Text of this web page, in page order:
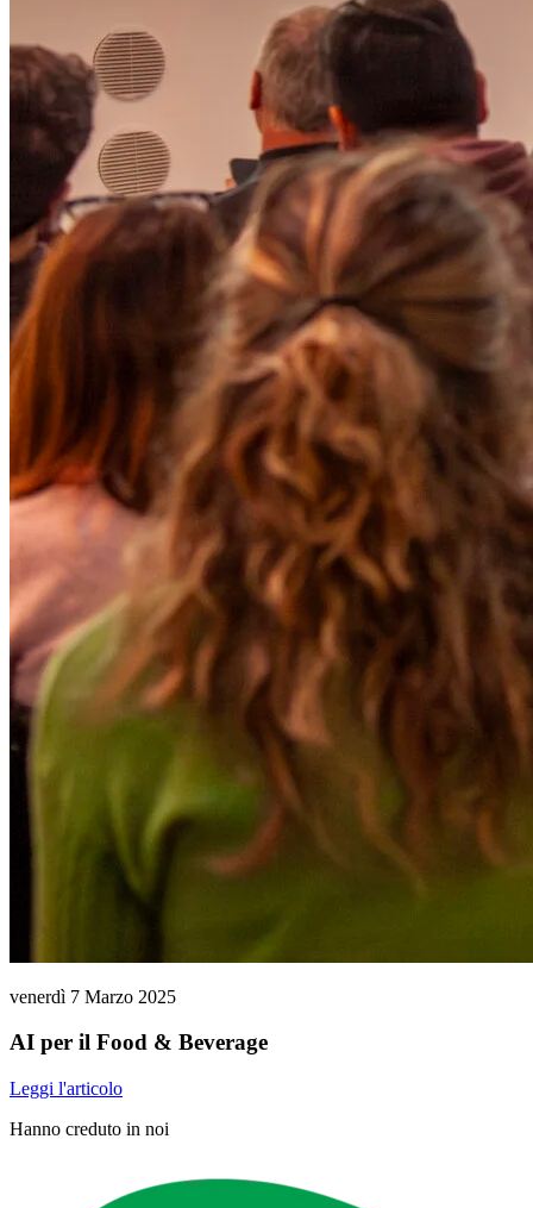
venerdì 7 Marzo 2025
AI per il Food & Beverage
Leggi l'articolo
Hanno creduto in noi